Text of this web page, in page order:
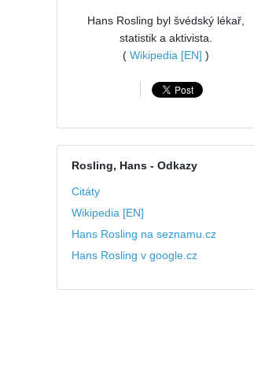
Hans Rosling byl švédský lékař,
statistik a aktivista.
( Wikipedia [EN] )
Rosling, Hans- Odkazy
Citáty
Wikipedia [EN]
Hans Rosling na seznamu.cz
Hans Rosling v google.cz